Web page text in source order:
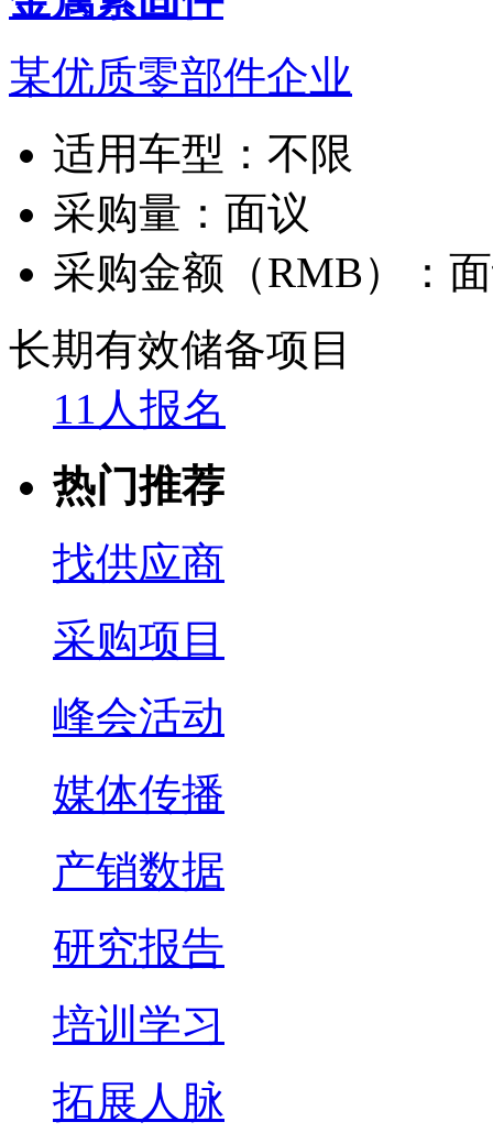
某优质零部件企业
适用车型： 不限
采购量： 面议
采购金额（RMB）：
长期有效储备项目
11人报名
热门推荐
找供应商
采购项目
峰会活动
媒体传播
产销数据
研究报告
培训学习
拓展人脉